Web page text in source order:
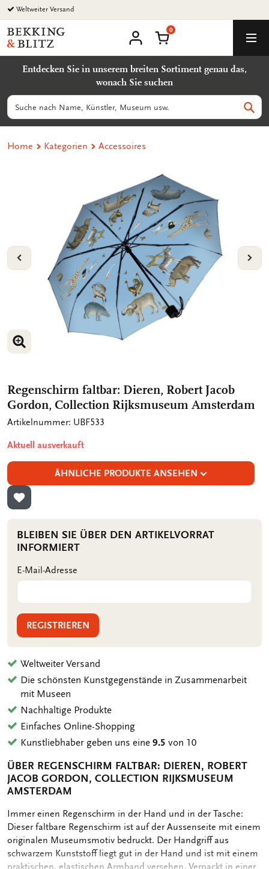
Zurück
zum
Inhalt
Bekking
&
Uitgevers
Warenkorb
0
Entdecken Sie in unserem breiten Sortiment genau das,
wonach Sie suchen
Suchen
Home Kategorien Accessoires
VORIGE
BILD VERGRÖSSERN
BILD VERGRÖSSERN
Regenschirm faltbar: Dieren, Robert Jacob
Gordon, Collection Rijksmuseum Amsterdam
Artikelnummer: UBF533
Aktuell ausverkauft
ÄHNLICHE PRODUKTE ANSEHEN
ZUR WUNSCHLISTE HINZUFÜGEN
BLEIBEN SIE ÜBER DEN ARTIKELVORRAT
INFORMIERT
E-Mail-Adresse
REGISTRIEREN
Weltweiter Versand
Die schönsten Kunstgegenstände in Zusammenarbeit
mit Museen
Nachhaltige Produkte
Einfaches Online-Shopping
Kunstliebhaber geben uns eine9.5 von 10
ÜBER REGENSCHIRM FALTBAR: DIEREN, ROBERT
JACOB GORDON, COLLECTION RIJKSMUSEUM
AMSTERDAM
OMSCHRIJVING
Immer einen Regenschirm in der Hand und in der Tasche:
Dieser faltbare Regenschirm ist auf der Aussenseite mit einem
originalen Museumsmotiv bedruckt. Der Handgriff aus
schwarzem Kunststoff liegt gut in der Hand und ist mit einem
praktischen, elastischen Armband versehen. Verpackt in einer